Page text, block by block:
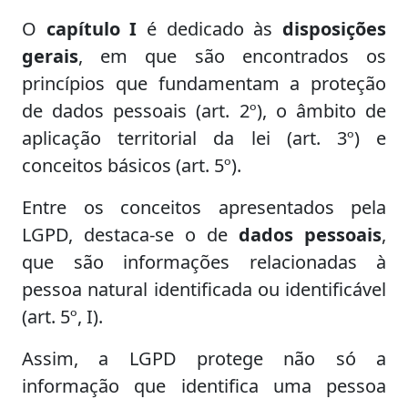
O capítulo I é dedicado às disposições
gerais, em que são encontrados os
princípios que fundamentam a proteção
de dados pessoais (art. 2º), o âmbito de
aplicação territorial da lei (art. 3º) e
conceitos básicos (art. 5º).
Entre os conceitos apresentados pela
LGPD, destaca-se o de dados pessoais,
que são informações relacionadas à
pessoa natural identificada ou identificável
(art. 5º, I).
Assim, a LGPD protege não só a
informação que identifica uma pessoa